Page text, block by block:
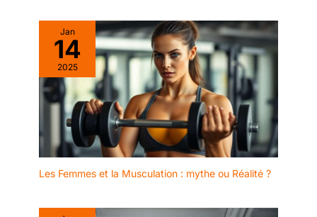
Jan
14
2025
Les Femmes et la Musculation : mythe ou Réalité ?